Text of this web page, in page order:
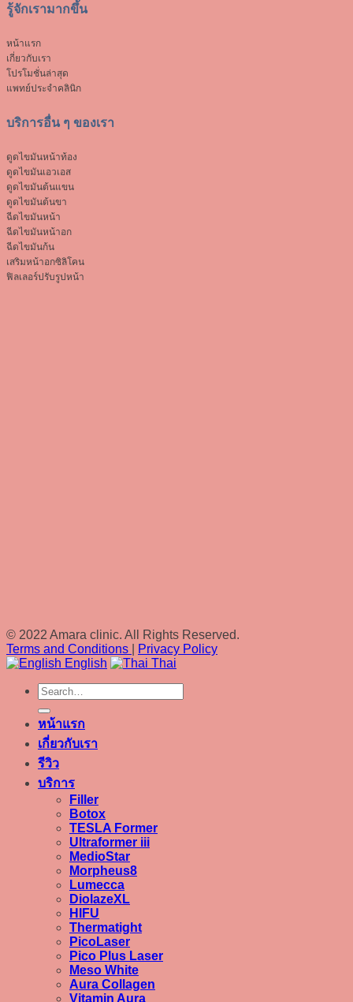
รู้จักเรามากขึ้น
หน้าแรก
เกี่ยวกับเรา
โปรโมชั่นล่าสุด
แพทย์ประจำคลินิก
บริการอื่น ๆ ของเรา
ดูดไขมันหน้าท้อง
ดูดไขมันเอวเอส
ดูดไขมันต้นแขน
ดูดไขมันต้นขา
ฉีดไขมันหน้า
ฉีดไขมันหน้าอก
ฉีดไขมันก้น
เสริมหน้าอกซิลิโคน
ฟิลเลอร์ปรับรูปหน้า
© 2022 Amara clinic. All Rights Reserved.
Terms and Conditions
Privacy Policy
English
Thai
หน้าแรก
เกี่ยวกับเรา
รีวิว
บริการ
Filler
Botox
TESLA Former
Ultraformer iii
MedioStar
Morpheus8
Lumecca
DiolazeXL
HIFU
Thermatight
PicoLaser
Pico Plus Laser
Meso White
Aura Collagen
Vitamin Aura